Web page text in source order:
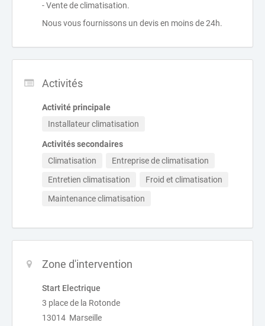
- Vente de climatisation.
Nous vous fournissons un devis en moins de 24h.
Activités
Activité principale
Installateur climatisation
Activités secondaires
Climatisation
Entreprise de climatisation
Entretien climatisation
Froid et climatisation
Maintenance climatisation
Zone d'intervention
Start Electrique
3 place de la Rotonde
13014 Marseille